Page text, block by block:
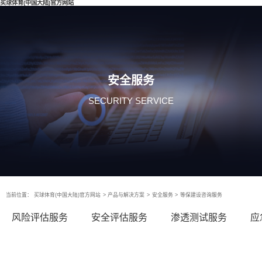
买球体育(中国大陆)官方网站
安全服务
SECURITY SERVICE
当前位置： 买球体育(中国大陆)官方网站 > 产品与解决方案 > 安全服务 > 等保建设咨询服务
风险评估服务 安全评估服务 渗透测试服务 应